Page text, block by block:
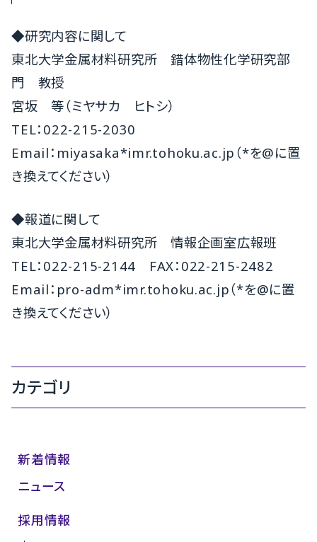
◆研究内容に関して
東北大学金属材料研究所 錯体物性化学研究部
門 教授
宮坂 等（ミヤサカ ヒトシ）
TEL：022-215-2030
Email：miyasaka*imr.tohoku.ac.jp（*を@に置
き換えてください）
◆報道に関して
東北大学金属材料研究所 情報企画室広報班
TEL：022-215-2144 FAX：022-215-2482
Email：pro-adm*imr.tohoku.ac.jp（*を@に置
き換えてください）
カテゴリ
新着情報
ニュース
採用情報